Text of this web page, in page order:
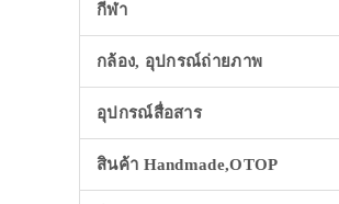
กีฬา
กล้อง, อุปกรณ์ถ่ายภาพ
อุปกรณ์สื่อสาร
สินค้า Handmade,OTOP